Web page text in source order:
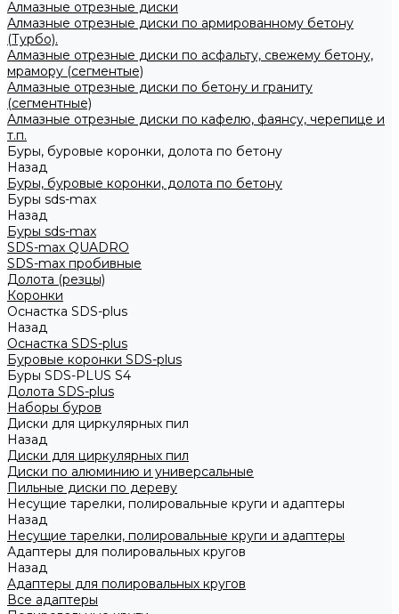
Алмазные отрезные диски
Алмазные отрезные диски по армированному бетону
(Турбо).
Алмазные отрезные диски по асфальту, свежему бетону,
мрамору (сегментые)
Алмазные отрезные диски по бетону и граниту
(сегментные)
Алмазные отрезные диски по кафелю, фаянсу, черепице и
т.п.
Буры, буровые коронки, долота по бетону
Назад
Буры, буровые коронки, долота по бетону
Буры sds-max
Назад
Буры sds-max
SDS-max QUADRO
SDS-max пробивные
Долота (резцы)
Коронки
Оснастка SDS-plus
Назад
Оснастка SDS-plus
Буровые коронки SDS-plus
Буры SDS-PLUS S4
Долота SDS-plus
Наборы буров
Диски для циркулярных пил
Назад
Диски для циркулярных пил
Диски по алюминию и универсальные
Пильные диски по дереву
Несущие тарелки, полировальные круги и адаптеры
Назад
Несущие тарелки, полировальные круги и адаптеры
Адаптеры для полировальных кругов
Назад
Адаптеры для полировальных кругов
Все адаптеры